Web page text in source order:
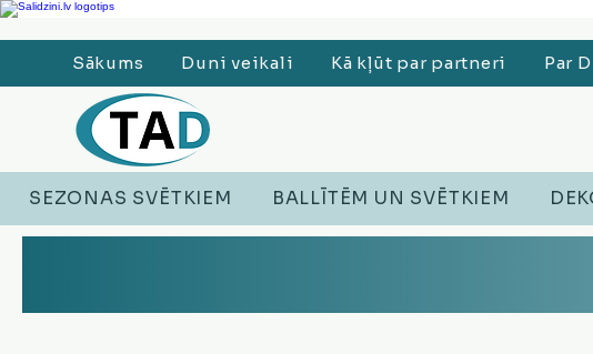
Ledusskapji, Sadzīves tehnika, Smaržas, Operatīvā atmiņa, Putekļu sūcēji, Lego, Austiņas
Sākums Duni veikali Kā kļūt par partneri Par
SEZONAS SVĒTKIEM BALLĪTĒM UN SVĒTKIEM